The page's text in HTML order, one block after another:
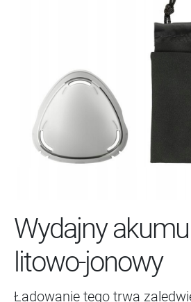
Wydajny
litowo-jonowy
Ładowanie tego trwa